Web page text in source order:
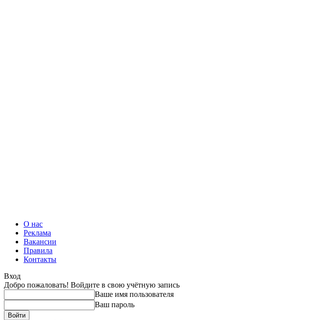
О нас
Реклама
Вакансии
Правила
Контакты
Вход
Добро пожаловать! Войдите в свою учётную запись
Ваше имя пользователя
Ваш пароль